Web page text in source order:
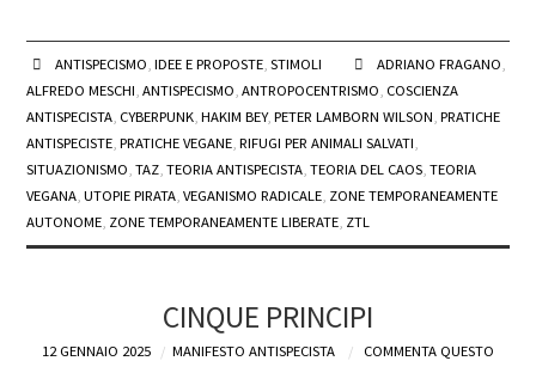
ANTISPECISMO, IDEE E PROPOSTE, STIMOLI ADRIANO FRAGANO,
ALFREDO MESCHI,ANTISPECISMO,ANTROPOCENTRISMO, COSCIENZA
ANTISPECISTA, CYBERPUNK,HAKIM BEY,PETER LAMBORN WILSON,PRATICHE
ANTISPECISTE,PRATICHE VEGANE,RIFUGI PER ANIMALI SALVATI,
SITUAZIONISMO,TAZ,TEORIA ANTISPECISTA,TEORIA DEL CAOS,TEORIA
VEGANA,UTOPIE PIRATA,VEGANISMO RADICALE, ZONE TEMPORANEAMENTE
AUTONOME, ZONE TEMPORANEAMENTE LIBERATE, ZTL
CINQUE PRINCIPI
12 GENNAIO 2025 MANIFESTO ANTISPECISTA
COMMENTA QUESTO